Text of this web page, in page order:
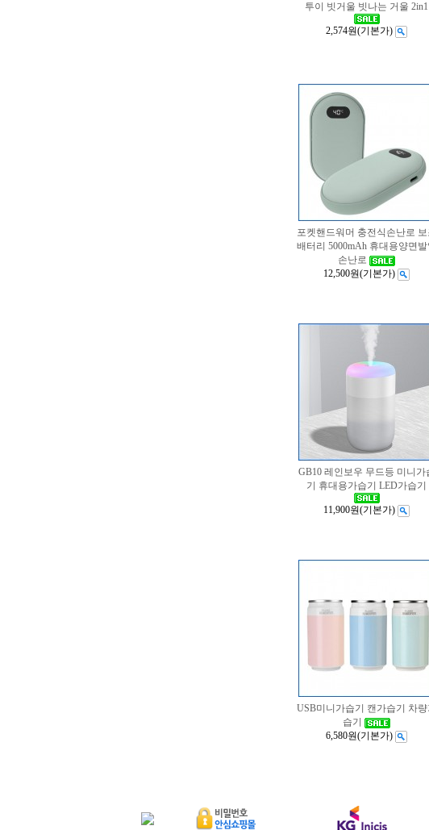
투이 빗거울 빗나는 거울 2in1
2,574원(기본가)
포켓핸드워머 충전식손난로 보
배터리 5000mAh 휴대용양면발
손난로
12,500원(기본가)
GB10 레인보우 무드등 미니가
기 휴대용가습기 LED가습기
11,900원(기본가)
USB미니가습기 캔가습기 차량
습기
6,580원(기본가)